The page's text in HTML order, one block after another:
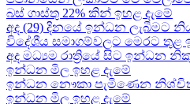
බස් ගාස්තු 22% කින් ඉහළ දැමේ
අද (29) දිනයේ ඉන්ධන ලැබීමට
විදේශීය සමාගම්වලට මෙරට
අද මධ්‍යම රාත්‍රියේ සිට ඉන්ධන
ඉන්ධන මිල ඉහළ දැමේ
ඉන්ධන නෞකා පැමිණෙන නිශ්චිත
ඉන්ධන මිල ඉහළ දැමේ